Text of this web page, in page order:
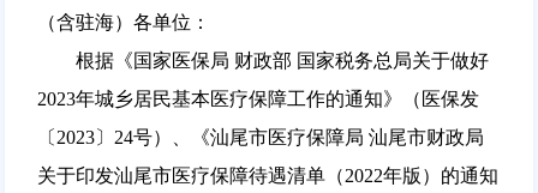
（含驻海）各单位：
根据《国家医保局 财政部 国家税务总局关于做好
2023年城乡居民基本医疗保障工作的通知》（医保发
〔2023〕24号）、《汕尾市医疗保障局 汕尾市财政局
关于印发汕尾市医疗保障待遇清单（2022年版）的通知